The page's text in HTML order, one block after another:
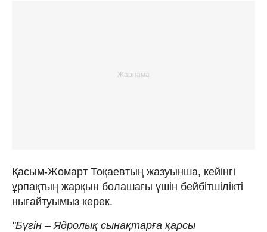
Қасым-Жомарт Тоқаевтың жазуынша, кейінгі
ұрпақтың жарқын болашағы үшін бейбітшілікті
нығайтуымыз керек.
"Бүгін – Ядролық сынақтарға қарсы